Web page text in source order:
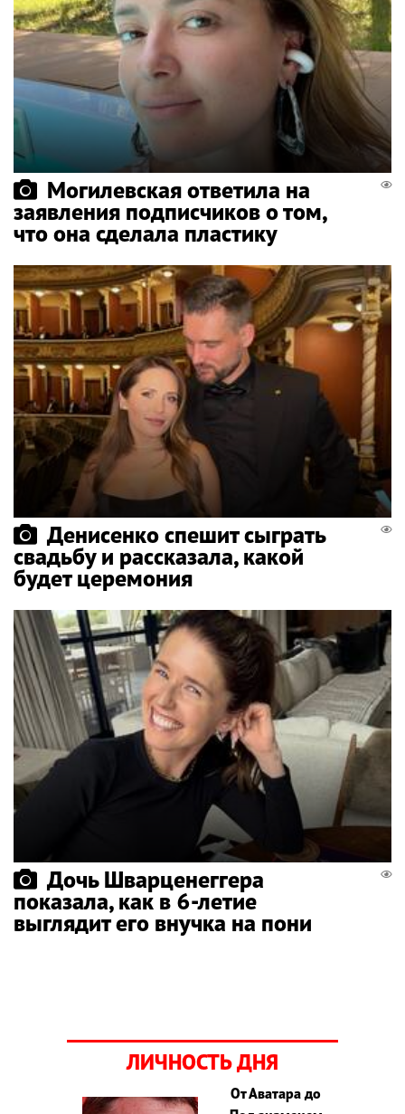
Могилевская ответила на
заявления подписчиков о том,
что она сделала пластику
Денисенко спешит сыграть
свадьбу и рассказала, какой
будет церемония
Дочь Шварценеггера
показала, как в 6-летие
выглядит его внучка на пони
ЛИЧНОСТЬ ДНЯ
От Аватара до